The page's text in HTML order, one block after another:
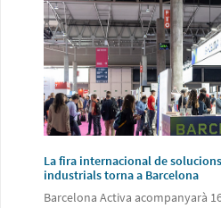
La fira internacional de
industrials torna a Barcelona
Barcelona Activa acompanyarà